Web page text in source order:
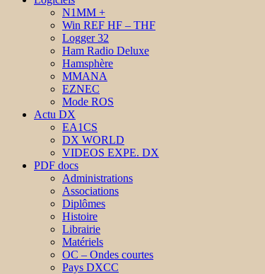
N1MM +
Win REF HF – THF
Logger 32
Ham Radio Deluxe
Hamsphère
MMANA
EZNEC
Mode ROS
Actu DX
EA1CS
DX WORLD
VIDEOS EXPE. DX
PDF docs
Administrations
Associations
Diplômes
Histoire
Librairie
Matériels
OC – Ondes courtes
Pays DXCC